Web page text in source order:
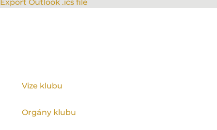
Export Outlook .ics file
Vize klubu
Orgány klubu